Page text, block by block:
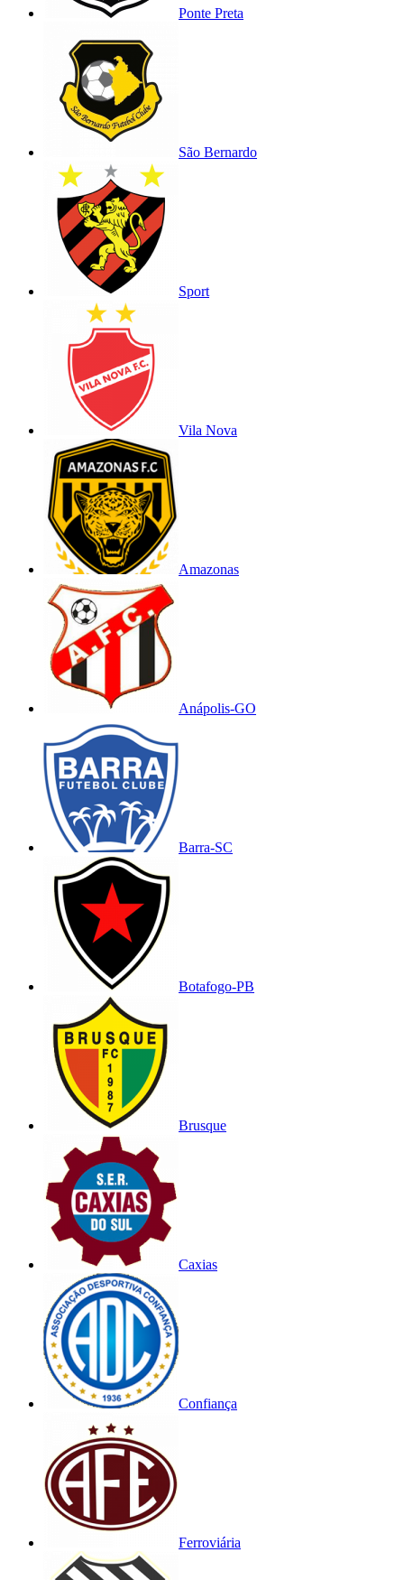
Ponte Preta
São Bernardo
Sport
Vila Nova
Amazonas
Anápolis-GO
Barra-SC
Botafogo-PB
Brusque
Caxias
Confiança
Ferroviária